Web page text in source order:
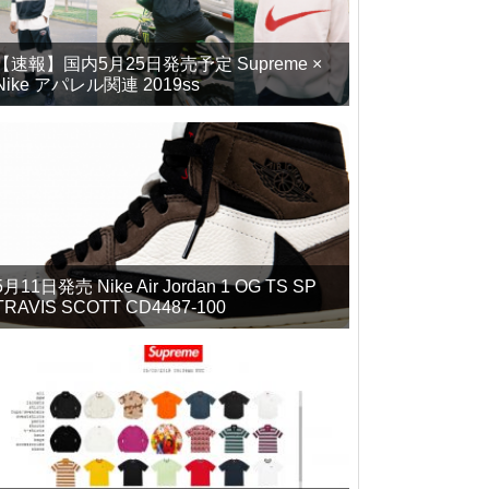
速報】国内5月25日発売予定 Supreme ×
アパレル関連 2019ss
月11日発売 Nike Air Jordan 1 OG TS SP
SCOTT CD4487-100